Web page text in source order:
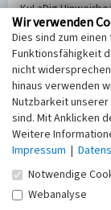
KuLaDig-
Selbstverständlich
dem 25.05.2018
(EU-DSGVO)
Hinweise zum
Nachricht
Wir verwenden
Dies sind zum
Funktionsfähigkeit
nicht
hinaus verwenden
Nutzbarkeit
sind. Mit Anklicken
Weitere
Impressum |
Notwendige
Webanalyse